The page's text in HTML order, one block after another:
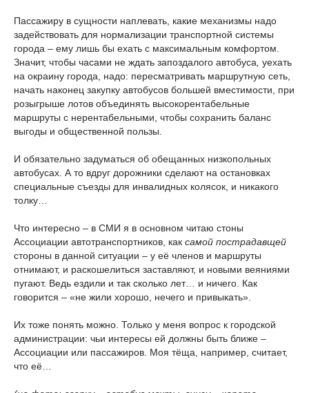
Пассажиру в сущности наплевать, какие механизмы надо
задействовать для нормализации транспортной системы
города – ему лишь бы ехать с максимальным комфортом.
Значит, чтобы часами не ждать запоздалого автобуса уехать
на окраину города, надо: пересматривать маршрутную сеть,
начать наконец закупку автобусов большей вместимости, при
розыгрыше лотов объединять высокорентабельные
маршруты с нерентабельными, чтобы сохранить баланс
выгоды и общественной пользы.
И обязательно задуматься об обещанных низкопольных
автобусах. А то вдруг дорожники сделают на остановках
специальные съезды для инвалидных колясок, и никакого
толку…
Что интересно – в СМИ я в основном читаю стоны
Ассоциации автотранспортников, как самой пострадавщей
стороны в данной ситуации – у её членов и маршруты
отнимают, и раскошелиться заставляют, и новыми веяниями
пугают. Ведь ездили и так сколько лет… и ничего. Как
говорится – «не жили хорошо, нечего и привыкать».
Их тоже понять можно. Только у меня вопрос к городской
администрации: чьи интересы ей должны быть ближе –
Ассоциации или пассажиров. Моя тёща, например, считает,
что её…